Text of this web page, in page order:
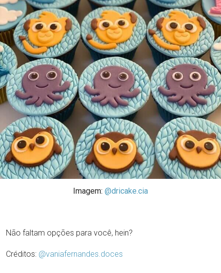
Imagem: @dricake.cia
Não faltam opções para você, hein?
Créditos: @vaniafernandes.doces